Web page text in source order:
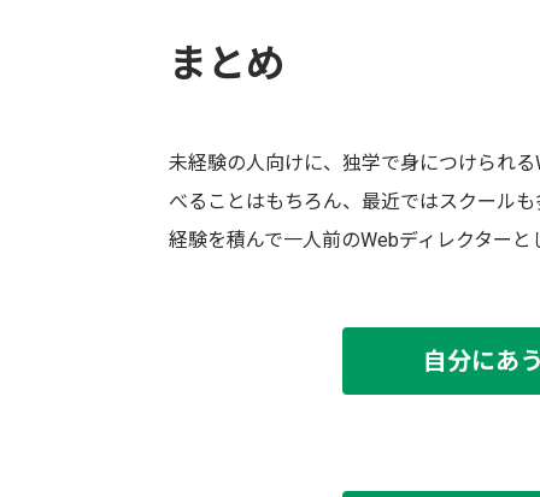
まとめ
未経験の人向けに、独学で身につけられ
べることはもちろん、最近ではスクール
経験を積んで一人前のWebディレクター
自分にあ